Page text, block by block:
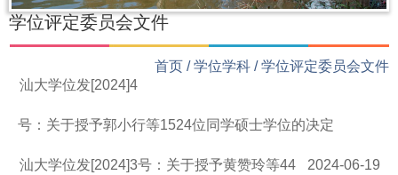
学位评定委员会文件
首页 /学位学科 /学位评定委员会文件
汕大学位发[2024]4
号：关于授予郭小行等1524位同学硕士学位的决定
2024-06-19
汕大学位发[2024]3号：关于授予黄赞玲等44